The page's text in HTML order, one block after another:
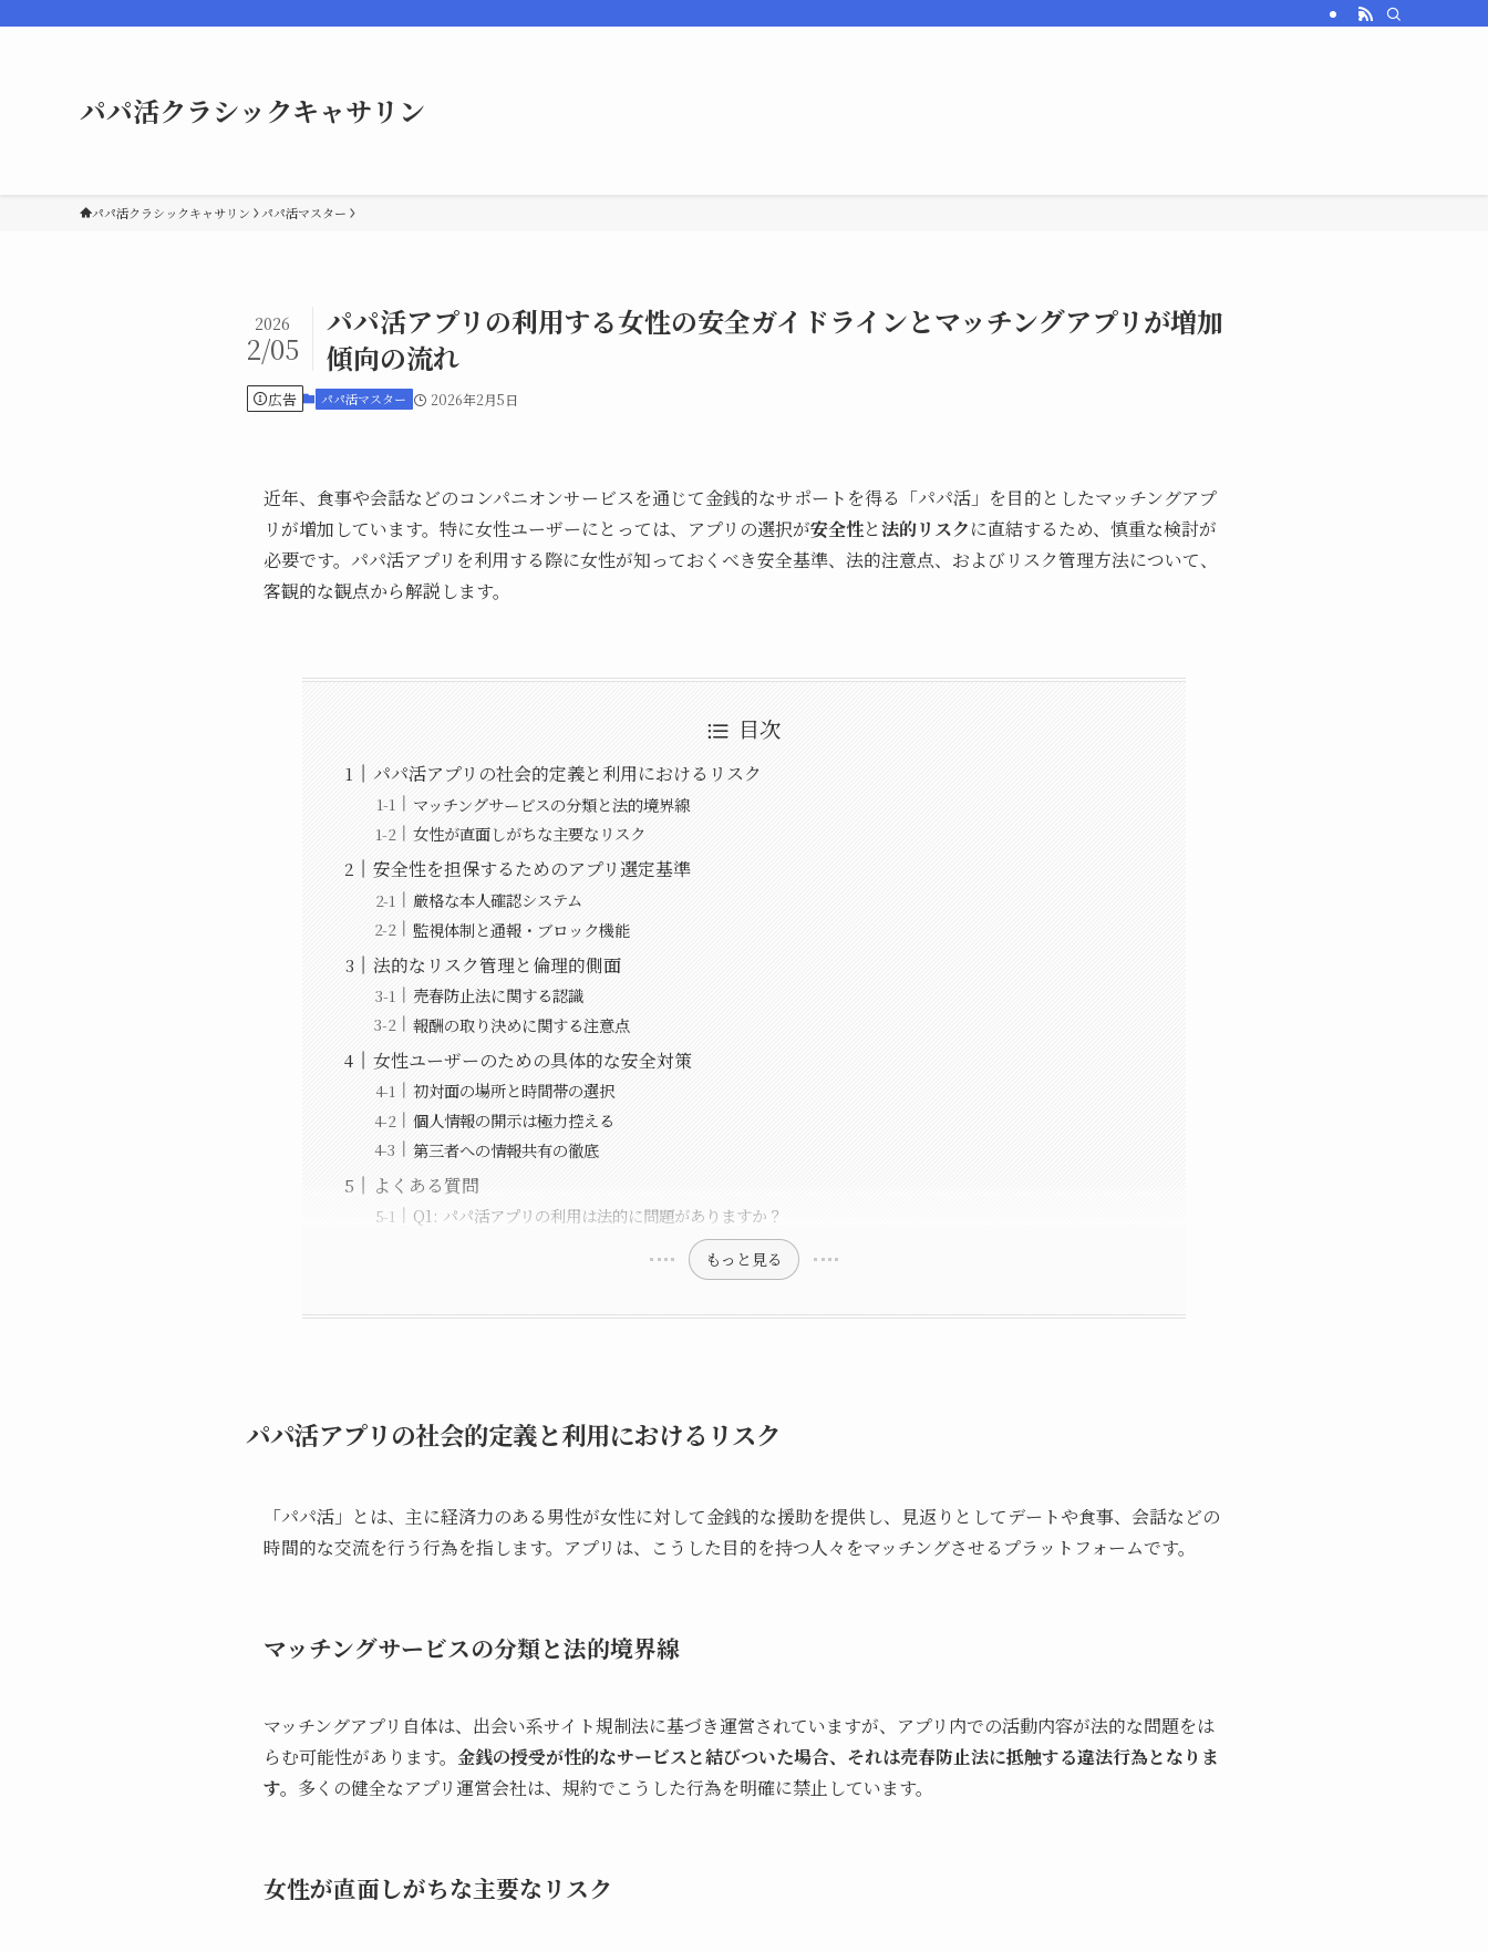
パパ活クラシックキャサリン
パパ活クラシックキャサリン パパ活マスター
パパ活アプリの利用する女性の安全ガイドラインとマッチングアプリが増加
傾向の流れ
2026
2/05
広告 パパ活マスター 2026年2月5日
近年、食事や会話などのコンパニオンサービスを通じて金銭的なサポートを得る「パパ活」を目的としたマッチングアプ
リが増加しています。特に女性ユーザーにとっては、アプリの選択が安全性と法的リスクに直結するため、慎重な検討が
必要です。パパ活アプリを利用する際に女性が知っておくべき安全基準、法的注意点、およびリスク管理方法について、
客観的な観点から解説します。
目次
パパ活アプリの社会的定義と利用におけるリスク
マッチングサービスの分類と法的境界線
女性が直面しがちな主要なリスク
安全性を担保するためのアプリ選定基準
厳格な本人確認システム
監視体制と通報・ブロック機能
法的なリスク管理と倫理的側面
売春防止法に関する認識
報酬の取り決めに関する注意点
女性ユーザーのための具体的な安全対策
初対面の場所と時間帯の選択
個人情報の開示は極力控える
第三者への情報共有の徹底
よくある質問
Q1: パパ活アプリの利用は法的に問題がありますか？
もっと見る
パパ活アプリの社会的定義と利用におけるリスク
「パパ活」とは、主に経済力のある男性が女性に対して金銭的な援助を提供し、見返りとしてデートや食事、会話などの
時間的な交流を行う行為を指します。アプリは、こうした目的を持つ人々をマッチングさせるプラットフォームです。
マッチングサービスの分類と法的境界線
マッチングアプリ自体は、出会い系サイト規制法に基づき運営されていますが、アプリ内での活動内容が法的な問題をは
らむ可能性があります。 金銭の授受が性的なサービスと結びついた場合、それは売春防止法に抵触する違法行為となりま
す。 多くの健全なアプリ運営会社は、規約でこうした行為を明確に禁止しています。
女性が直面しがちな主要なリスク